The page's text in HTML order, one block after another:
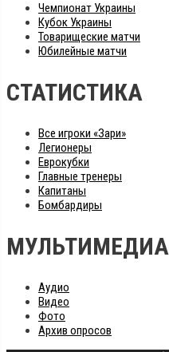
Чемпионат Украины
Кубок Украины
Товарищеские матчи
Юбилейные матчи
СТАТИСТИКА
Все игроки «Зари»
Легионеры
Еврокубки
Главные тренеры
Капитаны
Бомбардиры
МУЛЬТИМЕДИА
Аудио
Видео
Фото
Архив опросов